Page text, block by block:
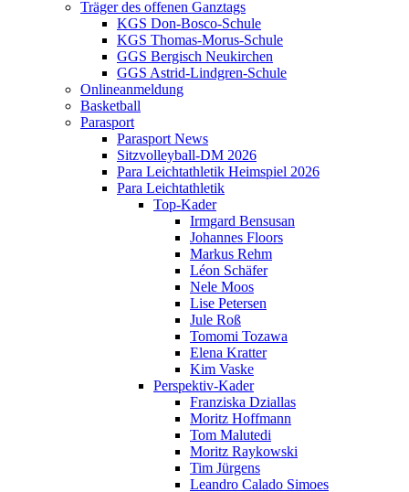
Träger des offenen Ganztags
KGS Don-Bosco-Schule
KGS Thomas-Morus-Schule
GGS Bergisch Neukirchen
GGS Astrid-Lindgren-Schule
Onlineanmeldung
Basketball
Parasport
Parasport News
Sitzvolleyball-DM 2026
Para Leichtathletik Heimspiel 2026
Para Leichtathletik
Top-Kader
Irmgard Bensusan
Johannes Floors
Markus Rehm
Léon Schäfer
Nele Moos
Lise Petersen
Jule Roß
Tomomi Tozawa
Elena Kratter
Kim Vaske
Perspektiv-Kader
Franziska Dziallas
Moritz Hoffmann
Tom Malutedi
Moritz Raykowski
Tim Jürgens
Leandro Calado Simoes